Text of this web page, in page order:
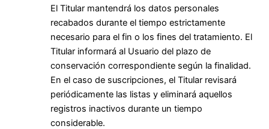
El Titular mantendrá los datos personales
recabados durante el tiempo estrictamente
necesario para el fin o los fines del tratamiento. El
Titular informará al Usuario del plazo de
conservación correspondiente según la finalidad.
En el caso de suscripciones, el Titular revisará
periódicamente las listas y eliminará aquellos
registros inactivos durante un tiempo
considerable.